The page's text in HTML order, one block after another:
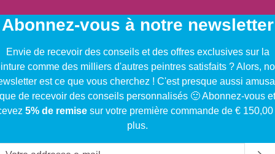
Abonnez-vous à notre newsletter
Envie de recevoir des conseils et des offres exclusives sur la
comme des milliers d'autres peintres satisfaits ? Alors,
est ce que vous cherchez ! C'est presque aussi
que de recevoir des conseils personnalisés 🙂 Abonnez-vous et
5% de remise sur votre première commande de € 150,00
plus.